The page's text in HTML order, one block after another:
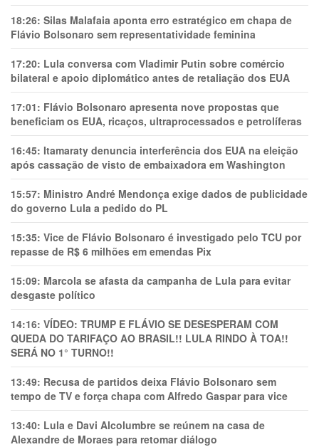
18:26: Silas Malafaia aponta erro estratégico em chapa de
Flávio Bolsonaro sem representatividade feminina
17:20: Lula conversa com Vladimir Putin sobre comércio
bilateral e apoio diplomático antes de retaliação dos EUA
17:01: Flávio Bolsonaro apresenta nove propostas que
beneficiam os EUA, ricaços, ultraprocessados e petrolíferas
16:45: Itamaraty denuncia interferência dos EUA na eleição
após cassação de visto de embaixadora em Washington
15:57: Ministro André Mendonça exige dados de publicidade
do governo Lula a pedido do PL
15:35: Vice de Flávio Bolsonaro é investigado pelo TCU por
repasse de R$ 6 milhões em emendas Pix
15:09: Marcola se afasta da campanha de Lula para evitar
desgaste político
14:16: VÍDEO: TRUMP E FLÁVIO SE DESESPERAM COM
QUEDA DO TARIFAÇO AO BRASIL!! LULA RINDO À TOA!!
SERÁ NO 1° TURNO!!
13:49: Recusa de partidos deixa Flávio Bolsonaro sem
tempo de TV e força chapa com Alfredo Gaspar para vice
13:40: Lula e Davi Alcolumbre se reúnem na casa de
Alexandre de Moraes para retomar diálogo